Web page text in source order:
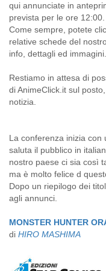
qui annunciate in
prevista per le ore 12:00.
Come sempre, potete
relative schede del
info, dettagli ed immagini.
Restiamo in attesa di
di AnimeClick.it sul
notizia.
La conferenza inizia con
saluta il pubblico in
nostro paese ci sia così
ma è molto felice d
Dopo un riepilogo dei
agli annunci.
MONSTER HUNTER
di HIRO MASHIMA